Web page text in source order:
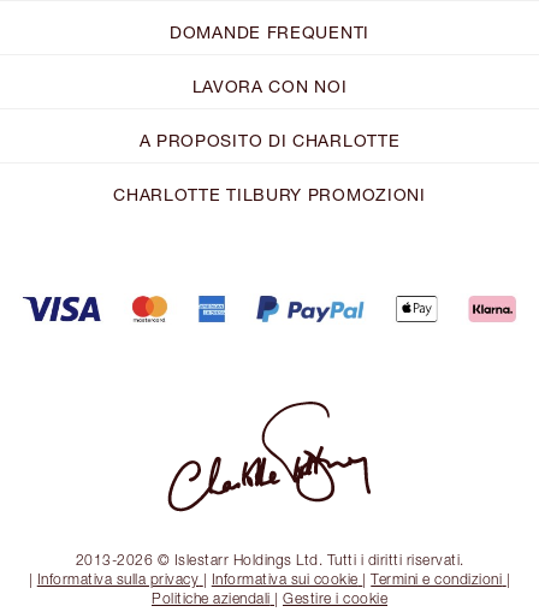
DOMANDE FREQUENTI
LAVORA CON NOI
A PROPOSITO DI CHARLOTTE
CHARLOTTE TILBURY PROMOZIONI
2013-2026 © Islestarr Holdings Ltd. Tutti i diritti riservati.
| Informativa sulla privacy | Informativa sui cookie |Termini e condizioni |
Politiche aziendali | Gestire i cookie